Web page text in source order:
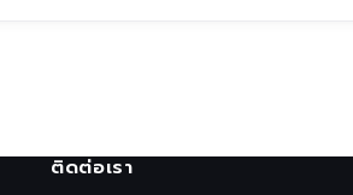
ติดต่อเรา